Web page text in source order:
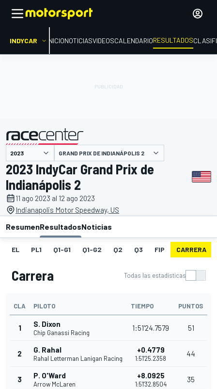
INDYCAR INICIONOTICIASVIDEOSCALENDARIORESULTADOS
presentado por GRAND PRIX DE INDIANÁPOLIS 2
2023 IndyCar Grand Prix de
Indianápolis 2
11 ago 2023 al 12 ago 2023
Indianapolis Motor Speedway, US
ResumenResultadosNoticias
EL PL1 Q1-G1 Q1-G2 Q2 Q3 FIP CARRERA
Carrera Todas las estadísticas
CLA PILOTO TIEMPO PUNTOS
1 S. Dixon
Chip Ganassi Racing
1:51'24.7579 51
2 G. Rahal
Rahal Letterman Lanigan Racing
+0.4779
1:51'25.2358
44
3 P. O'Ward
Arrow McLaren
+8.0925
1:51'32.8504
35